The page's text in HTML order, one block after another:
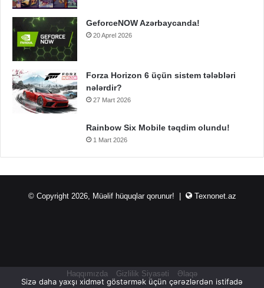
GeforceNOW Azərbaycanda!
20 Aprel 2026
Forza Horizon 6 üçün sistem tələbləri
nələrdir?
27 Mart 2026
Rainbow Six Mobile təqdim olundu!
1 Mart 2026
© Copyright 2026, Müəlif hüquqlar qorunur! | Texnonet.az
Haqqımızda Gizlilik Siyasəti Əlaqə
Sizə daha yaxşı xidmət göstərmək üçün çərəzlərdən istifadə